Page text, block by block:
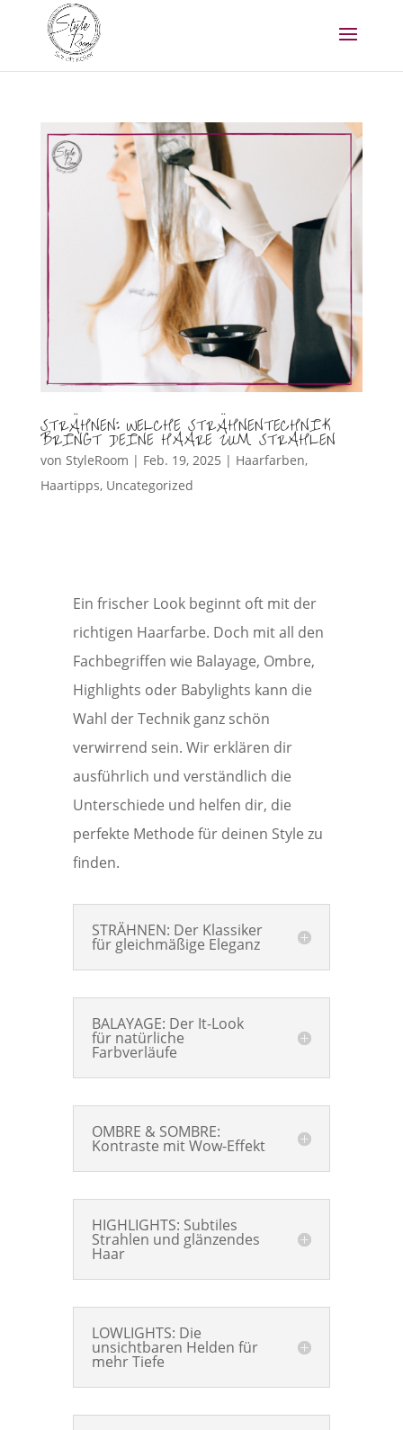
STRÄHNEN: WELCHE STRÄHNENTECHNIK
BRINGT DEINE HAARE ZUM STRAHLEN
von StyleRoom | Feb. 19, 2025 | Haarfarben,
Haartipps, Uncategorized
Ein frischer Look beginnt oft mit der
richtigen Haarfarbe. Doch mit all den
Fachbegriffen wie Balayage, Ombre,
Highlights oder Babylights kann die
Wahl der Technik ganz schön
verwirrend sein. Wir erklären dir
ausführlich und verständlich die
Unterschiede und helfen dir, die
perfekte Methode für deinen Style zu
finden.
STRÄHNEN: Der Klassiker
für gleichmäßige Eleganz
BALAYAGE: Der It-Look
für natürliche
Farbverläufe
OMBRE & SOMBRE:
Kontraste mit Wow-Effekt
HIGHLIGHTS: Subtiles
Strahlen und glänzendes
Haar
LOWLIGHTS: Die
unsichtbaren Helden für
mehr Tiefe